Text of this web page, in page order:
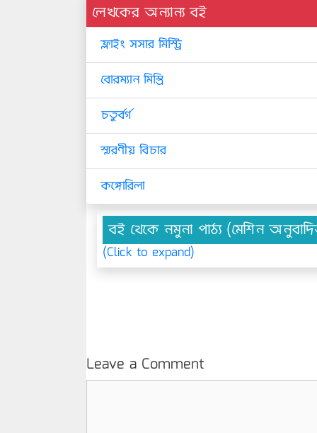
লেখকের অন্যান্য বই
ফ্লাইং সসার মিস্ট্রি
বোরম্যান মিস্ত্রি
চতুর্বর্গ
স্মরণীয় বিচার
কঙ্গোরিলা
বই থেকে নমুনা পাঠ্য (মেশিন
(Click to expand)
Leave a Comment